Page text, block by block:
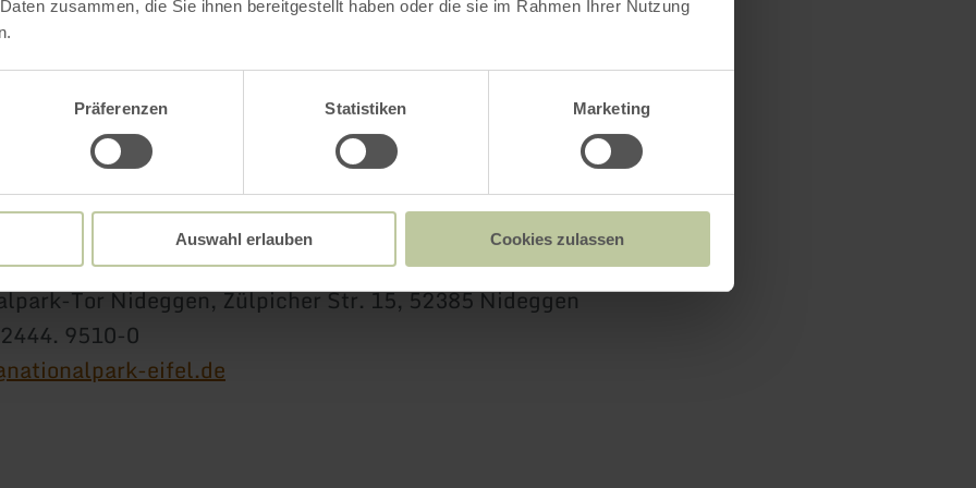
zusammen, die Sie ihnen bereitgestellt haben oder die sie im Rahmen Ihrer Nutzung
Präferenzen Statistiken Marketing
Auswahl erlauben Cookies zulassen
bis spätestens einen Werktag vor der Veranstaltung
starten an unterschiedlichen Nationalpark-Toren und
Uhr oder 14.00 Uhr
Tor Nideggen, Zülpicher Str. 15, 52385 Nideggen
9510-0
eifel.de